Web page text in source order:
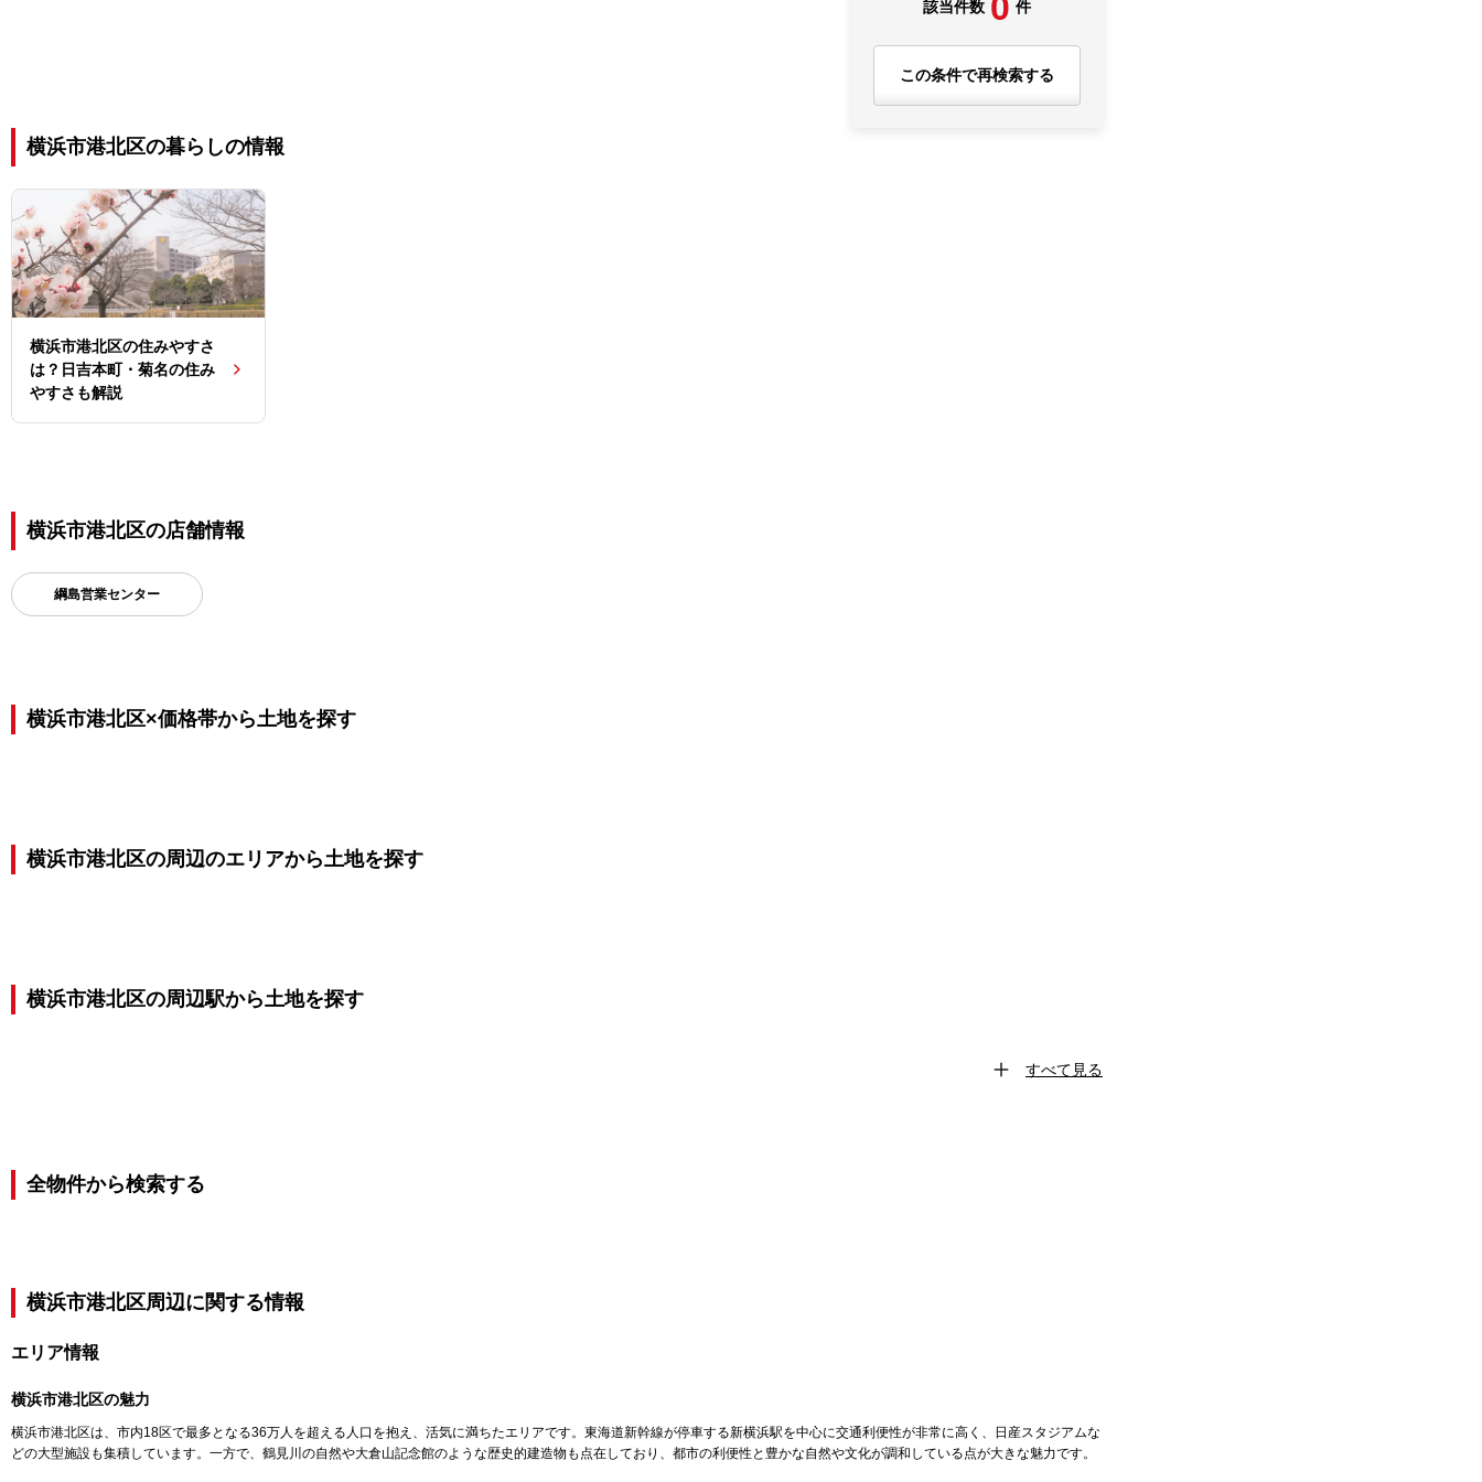
該当件数 件
この条件で再検索する
横浜市港北区の暮らしの情報
横浜市港北区の住みやすさ
は？日吉本町・菊名の住み
やすさも解説
横浜市港北区の店舗情報
綱島営業センター
横浜市港北区×価格帯から土地を探す
横浜市港北区の周辺のエリアから土地を探す
横浜市港北区の周辺駅から土地を探す
すべて見る
全物件から検索する
横浜市港北区周辺に関する情報
エリア情報
横浜市港北区の魅力
横浜市港北区は、市内18区で最多となる36万人を超える人口を抱え、活気に満ちたエリアです。東海道新幹線が停車する新横浜駅を中心に交通利便性が非常に高く、日産スタジアムな
どの大型施設も集積しています。一方で、鶴見川の自然や大倉山記念館のような歴史的建造物も点在しており、都市の利便性と豊かな自然や文化が調和している点が大きな魅力です。